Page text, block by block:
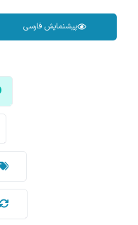
پیشنمایش فارسی